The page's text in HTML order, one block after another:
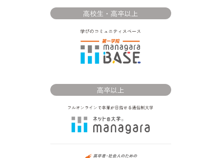
高校生・高卒以上
高卒以上